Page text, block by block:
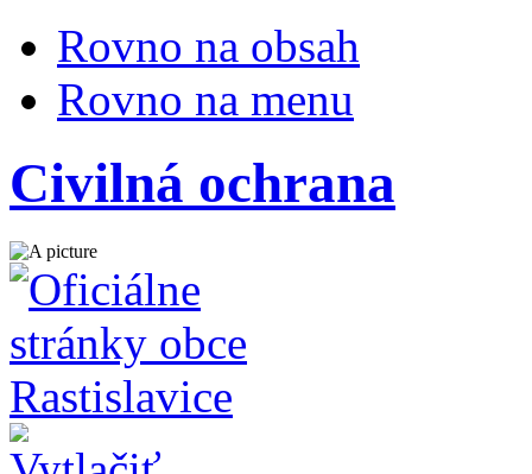
Rovno na obsah
Rovno na menu
Civilná ochrana